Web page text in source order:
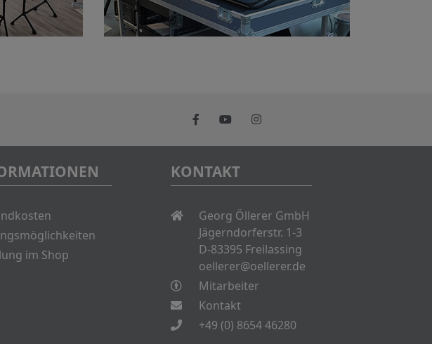
im Shop
KONTAKT
Georg Öllerer GmbH
Jägerndorferstr. 1-3
D-83395 Freilassing
oellerer@oellerer.de
Mitarbeiter
Kontakt
+49 (0) 8654 46280